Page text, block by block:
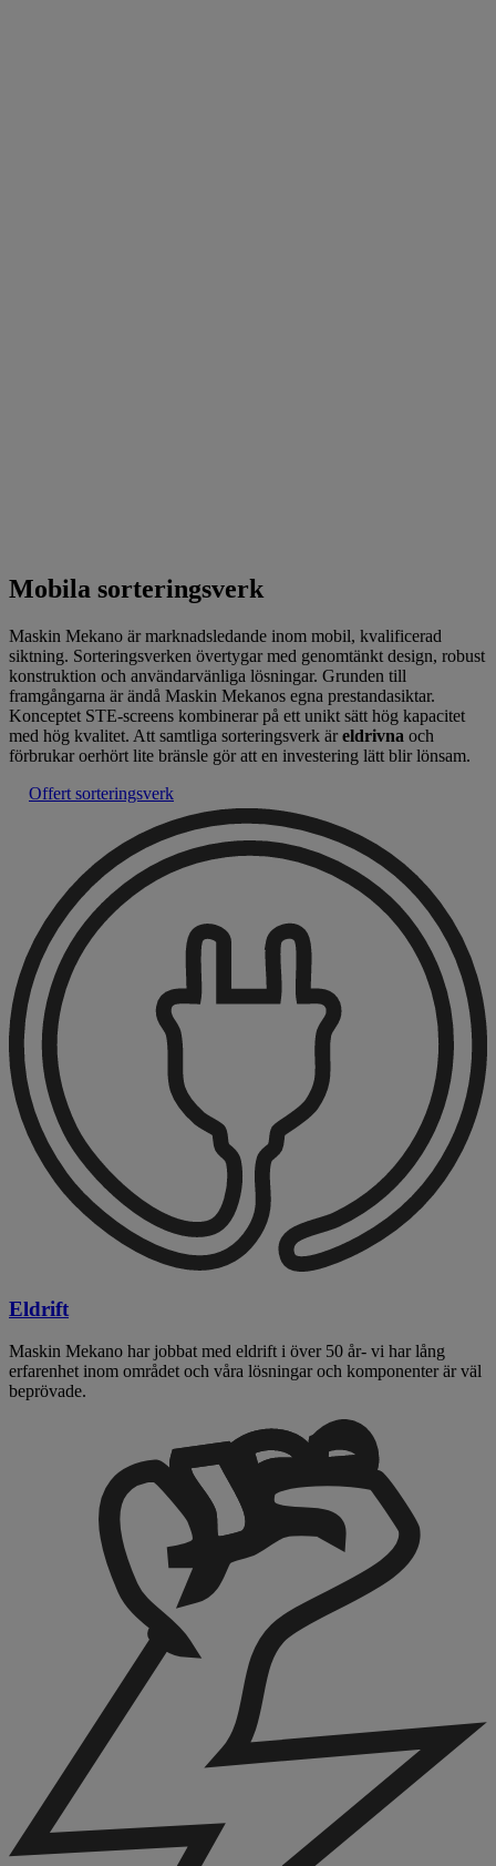
Mobila sorteringsverk
Maskin Mekano är marknadsledande inom mobil, kvalificerad
siktning. Sorteringsverken övertygar med genomtänkt design, robust
konstruktion och användarvänliga lösningar. Grunden till
framgångarna är ändå Maskin Mekanos egna prestandasiktar.
Konceptet STE-screens kombinerar på ett unikt sätt hög kapacitet
med hög kvalitet. Att samtliga sorteringsverk äreldrivna och
förbrukar oerhört lite bränsle gör att en investering lätt blir lönsam.
Offert sorteringsverk
Eldrift
Maskin Mekano har jobbat med eldrift i över 50 år- vi har lång
erfarenhet inom området och våra lösningar och komponenter är väl
beprövade.